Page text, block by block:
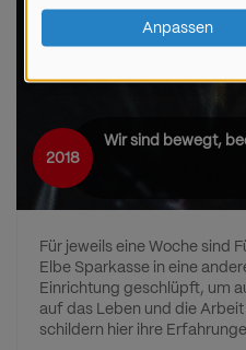
2018
Wir sind bewegt,
Für jeweils eine Woche sind
Elbe Sparkasse in eine
Einrichtung geschlüpft, um
auf das Leben und die
schildern hier ihre
Daten
Cookies
Anpassen